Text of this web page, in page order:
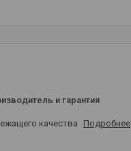
и гарантия
качества Подробнее